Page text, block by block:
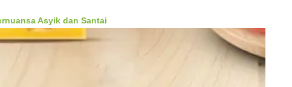
Asyik dan Santai